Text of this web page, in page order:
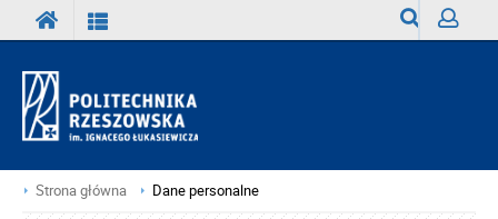
Strona główna Dane personalne